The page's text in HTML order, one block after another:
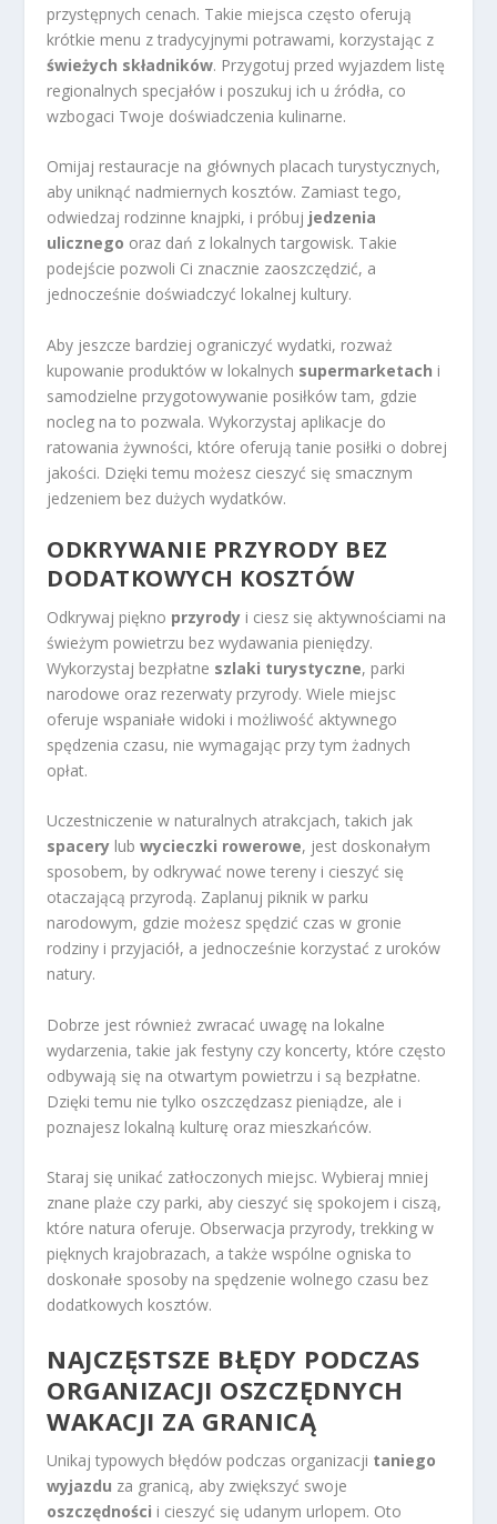
przystępnych cenach. Takie miejsca często oferują
krótkie menu z tradycyjnymi potrawami, korzystając z
świeżych składników. Przygotuj przed wyjazdem listę
regionalnych specjałów i poszukuj ich u źródła, co
wzbogaci Twoje doświadczenia kulinarne.
Omijaj restauracje na głównych placach turystycznych,
aby uniknąć nadmiernych kosztów. Zamiast tego,
odwiedzaj rodzinne knajpki, i próbuj jedzenia
ulicznego oraz dań z lokalnych targowisk. Takie
podejście pozwoli Ci znacznie zaoszczędzić, a
jednocześnie doświadczyć lokalnej kultury.
Aby jeszcze bardziej ograniczyć wydatki, rozważ
kupowanie produktów w lokalnych supermarketach i
samodzielne przygotowywanie posiłków tam, gdzie
nocleg na to pozwala. Wykorzystaj aplikacje do
ratowania żywności, które oferują tanie posiłki o dobrej
jakości. Dzięki temu możesz cieszyć się smacznym
jedzeniem bez dużych wydatków.
ODKRYWANIE PRZYRODY BEZ
DODATKOWYCH KOSZTÓW
Odkrywaj piękno przyrody i ciesz się aktywnościami na
świeżym powietrzu bez wydawania pieniędzy.
Wykorzystaj bezpłatne szlaki turystyczne, parki
narodowe oraz rezerwaty przyrody. Wiele miejsc
oferuje wspaniałe widoki i możliwość aktywnego
spędzenia czasu, nie wymagając przy tym żadnych
opłat.
Uczestniczenie w naturalnych atrakcjach, takich jak
spacery lubwycieczki rowerowe, jest doskonałym
sposobem, by odkrywać nowe tereny i cieszyć się
otaczającą przyrodą. Zaplanuj piknik w parku
narodowym, gdzie możesz spędzić czas w gronie
rodziny i przyjaciół, a jednocześnie korzystać z uroków
natury.
Dobrze jest również zwracać uwagę na lokalne
wydarzenia, takie jak festyny czy koncerty, które często
odbywają się na otwartym powietrzu i są bezpłatne.
Dzięki temu nie tylko oszczędzasz pieniądze, ale i
poznajesz lokalną kulturę oraz mieszkańców.
Staraj się unikać zatłoczonych miejsc. Wybieraj mniej
znane plaże czy parki, aby cieszyć się spokojem i ciszą,
które natura oferuje. Obserwacja przyrody, trekking w
pięknych krajobrazach, a także wspólne ogniska to
doskonałe sposoby na spędzenie wolnego czasu bez
dodatkowych kosztów.
NAJCZĘSTSZE BŁĘDY PODCZAS
ORGANIZACJI OSZCZĘDNYCH
WAKACJI ZA GRANICĄ
Unikaj typowych błędów podczas organizacji taniego
wyjazdu za granicą, aby zwiększyć swoje
oszczędności i cieszyć się udanym urlopem. Oto